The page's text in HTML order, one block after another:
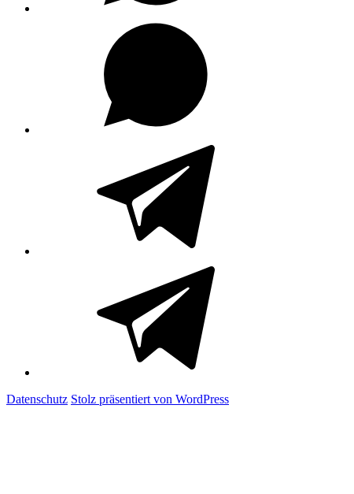
Datenschutz Stolz präsentiert von WordPress